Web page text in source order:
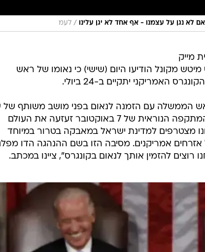
לא נגן על עצמנו - אף אחד לא יגן עלינו / לעמ
מייק
מיטש מקונל הודיעו היום (שישי) כי נאומו של ראש
האמריקני יתקיים ב-24 ביולי.
הממשלה עם הזמנה לנאום בפני מושב משותף של
בתי הקונגרס, כך לפי הודעה שפרסמו. "המתקפה הנוראית של 7 באוקטובר זעזעה את העולם
מצטרפים למדינת ישראל במאבקה בטרור במיוחד
אמריקנים. מסיבה הזו בשם ההנהגה הדו
להזמין אותך לנאום בקונגרס", ציינו במכתב.